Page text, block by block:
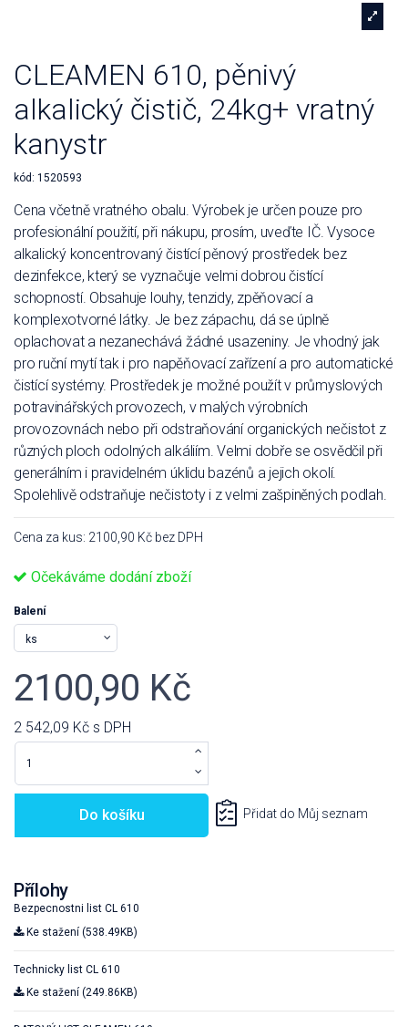
CLEAMEN 610, pěnivý
alkalický čistič, 24kg+ vratný
kanystr
kód: 1520593
Cena včetně vratného obalu. Výrobek je určen pouze pro
profesionální použití, při nákupu, prosím, uveďte IČ. Vysoce
alkalický koncentrovaný čistící pěnový prostředek bez
dezinfekce, který se vyznačuje velmi dobrou čistící
schopností. Obsahuje louhy, tenzidy, zpěňovací a
komplexotvorné látky. Je bez zápachu, dá se úplně
oplachovat a nezanechává žádné usazeniny. Je vhodný jak
pro ruční mytí tak i pro napěňovací zařízení a pro automatické
čistící systémy. Prostředek je možné použít v průmyslových
potravinářských provozech, v malých výrobních
provozovnách nebo při odstraňování organických nečistot z
různých ploch odolných alkáliím. Velmi dobře se osvědčil při
generálním i pravidelném úklidu bazénů a jejich okolí.
Spolehlivě odstraňuje nečistoty i z velmi zašpiněných podlah.
Cena za kus: 2100,90 Kč bez DPH
Očekáváme dodání zboží
Balení
2100,90 Kč
2 542,09 Kč s DPH
Do košíku Přidat do Můj seznam
Přílohy
Bezpecnostni list CL 610
Ke stažení (538.49KB)
Technicky list CL 610
Ke stažení (249.86KB)